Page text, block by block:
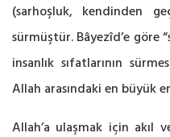
(sarhoşluk, ‎kendinden
sürmüştür. Bâyezîd’e göre
insanlık sıfatlarının
Allah arasındaki en büyük
Allah’a ulaşmak için akıl